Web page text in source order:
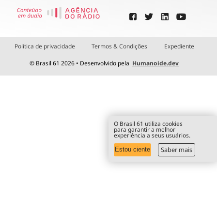
Política de privacidade Termos & Condições Expediente
© Brasil 61 2026 • Desenvolvido pela Humanoide.dev
O Brasil 61 utiliza cookies
para garantir a melhor
experiência a seus usuários.
Estou ciente Saber mais